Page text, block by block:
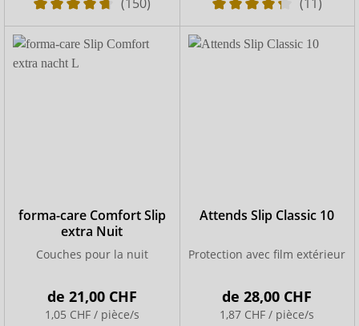
INSENIO, nous recommandons donc de toujours opter
pour une couche respirante qui offre une surface en
textile.
forma-care Comfort Slip
extra Nuit
Couches pour la nuit
de 21,00 CHF
1,05 CHF / pièce/s
Attends Slip Classic 10
Protection avec film extérieur
de28,00 CHF
1,87 CHF / pièce/s